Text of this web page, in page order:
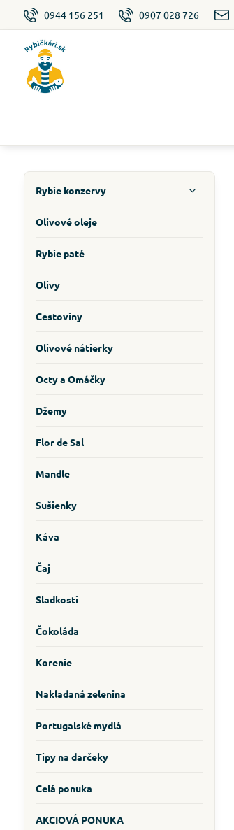
0944 156 251 0907 028 726
Rybie konzervy
Olivové oleje
Rybie paté
Olivy
Cestoviny
Olivové nátierky
Octy a Omáčky
Džemy
Flor de Sal
Mandle
Sušienky
Káva
Čaj
Sladkosti
Čokoláda
Korenie
Nakladaná zelenina
Portugalské mydlá
Tipy na darčeky
Celá ponuka
AKCIOVÁ PONUKA